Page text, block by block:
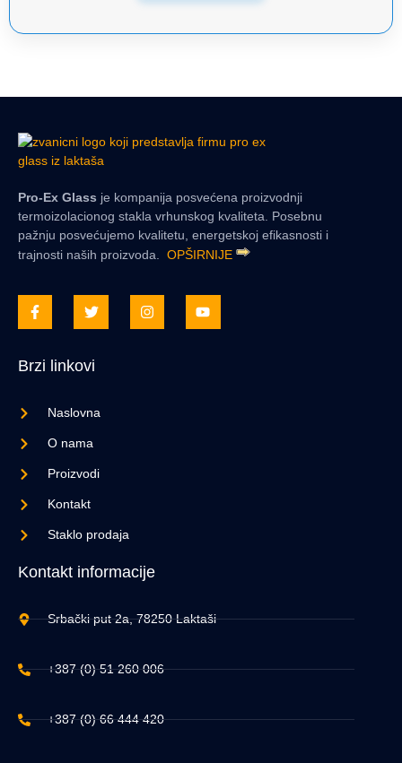
Pro-Ex Glass je kompanija posvećena proizvodnji
termoizolacionog stakla vrhunskog kvaliteta. Posebnu
pažnju posvećujemo kvalitetu, energetskoj efikasnosti i
trajnosti naših proizvoda. OPŠIRNIJE
Brzi linkovi
Naslovna
O nama
Proizvodi
Kontakt
Staklo prodaja
Kontakt informacije
Srbački put 2a, 78250 Laktaši
+387 (0) 51 260 006
+387 (0) 66 444 420